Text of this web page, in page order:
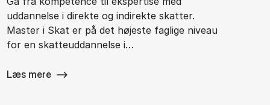
uddannelse i direkte og indirekte skatter.
Master i Skat er på det højeste faglige niveau
for en skatteuddannelse i…
Læs mere